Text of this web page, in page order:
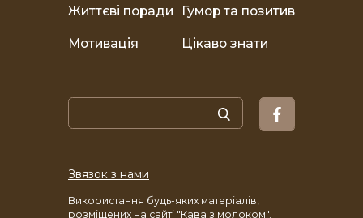
Життєві поради Гумор та позитив
Мотивація Цікаво знати
Звязок з нами
Використання будь-яких матеріалів,
розміщених на сайті "Кава з молоком",